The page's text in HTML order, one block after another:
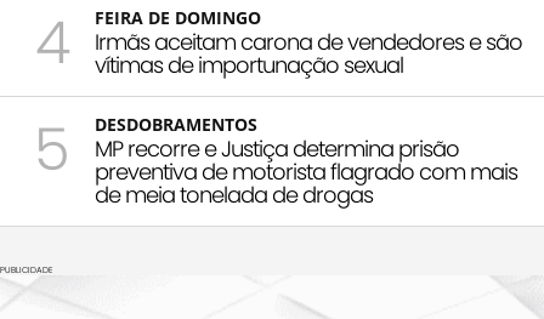
4 FEIRA DE DOMINGO
Irmãs aceitam carona de vendedores e são
vítimas de importunação sexual
5 DESDOBRAMENTOS
MP recorre e Justiça determina prisão
preventiva de motorista flagrado com mais
de meia tonelada de drogas
PUBLICIDADE